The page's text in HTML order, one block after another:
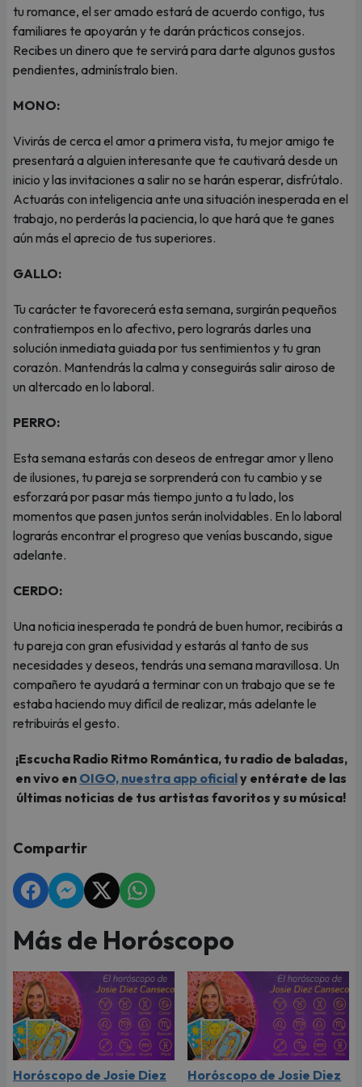
tu romance, el ser amado estará de acuerdo contigo, tus
familiares te apoyarán y te darán prácticos consejos.
Recibes un dinero que te servirá para darte algunos gustos
pendientes, adminístralo bien.
MONO:
Vivirás de cerca el amor a primera vista, tu mejor amigo te
presentará a alguien interesante que te cautivará desde un
inicio y las invitaciones a salir no se harán esperar, disfrútalo.
Actuarás con inteligencia ante una situación inesperada en el
trabajo, no perderás la paciencia, lo que hará que te ganes
aún más el aprecio de tus superiores.
GALLO:
Tu carácter te favorecerá esta semana, surgirán pequeños
contratiempos en lo afectivo, pero lograrás darles una
solución inmediata guiada por tus sentimientos y tu gran
corazón. Mantendrás la calma y conseguirás salir airoso de
un altercado en lo laboral.
PERRO:
Esta semana estarás con deseos de entregar amor y lleno
de ilusiones, tu pareja se sorprenderá con tu cambio y se
esforzará por pasar más tiempo junto a tu lado, los
momentos que pasen juntos serán inolvidables. En lo laboral
lograrás encontrar el progreso que venías buscando, sigue
adelante.
CERDO:
Una noticia inesperada te pondrá de buen humor, recibirás a
tu pareja con gran efusividad y estarás al tanto de sus
necesidades y deseos, tendrás una semana maravillosa. Un
compañero te ayudará a terminar con un trabajo que se te
estaba haciendo muy difícil de realizar, más adelante le
retribuirás el gesto.
¡Escucha Radio Ritmo Romántica, tu radio de baladas,
en vivo en OIGO, nuestra app oficialy entérate de las
últimas noticias de tus artistas favoritos y su música!
Compartir
Más de Horóscopo
Horóscopo de Josie Diez
Horóscopo de Josie Diez